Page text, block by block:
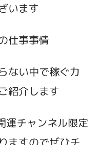
います
仕事事情
ない中で稼ぐ力
紹介します
運チャンネル限定
ますのでぜひチ